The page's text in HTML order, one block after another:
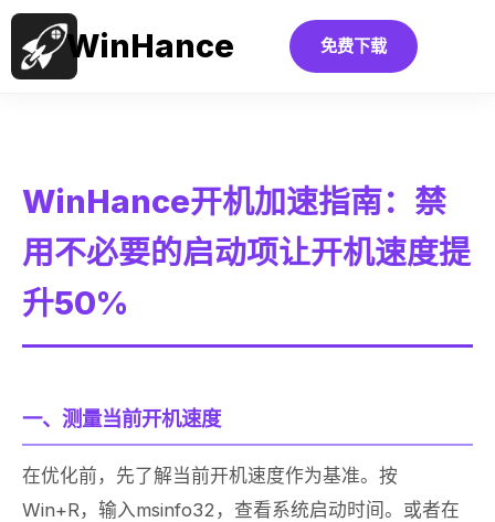
WinHance 免费下载
WinHance开机加速指南：禁
用不必要的启动项让开机速度提
升50%
一、测量当前开机速度
在优化前，先了解当前开机速度作为基准。按
Win+R，输入msinfo32，查看系统启动时间。或者在